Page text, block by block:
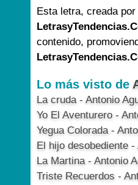
Esta letra, creada
contenido,
Lo más visto de
La cruda - Antonio
Yo El Aventurero -
Yegua Colorada -
El hijo desobediente -
La Martina - Antonio
Triste Recuerdos -